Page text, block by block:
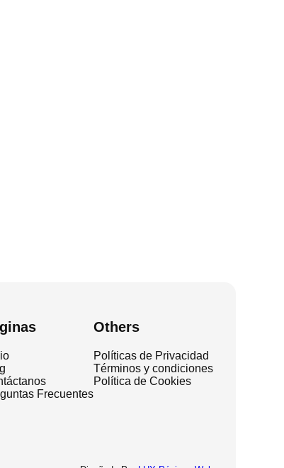
Frecuentes
Others
Políticas de Privacidad
Términos y condiciones
Política de Cookies